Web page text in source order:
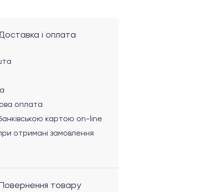
і оплата
оплата
картою on-line
отримані замовлення
Повернення товару